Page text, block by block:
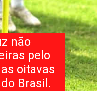
não
pelo
oitavas
Brasil.